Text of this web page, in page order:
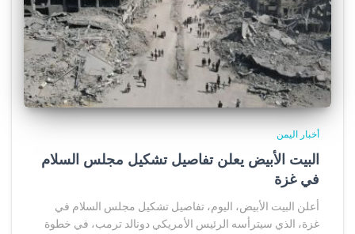
أخبار اليمن
البيت الأبيض يعلن تفاصيل تشكيل مجلس السلام
في غزة
أعلن البيت الأبيض، اليوم، تفاصيل تشكيل مجلس السلام في
غزة، الذي سيترأسه الرئيس الأمريكي دونالد ترمب، في خطوة